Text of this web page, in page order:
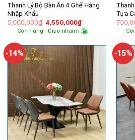
Thanh Lý Bộ Bàn Ăn 4 Ghế Hàng
Nhập Khẩu
5,000,000₫ Giá
gốc
là:
4,550,000₫Giá
hiện
tại
4,550,000₫.
Còn hàng - Giao nhanh
Tựa
-14% -15%